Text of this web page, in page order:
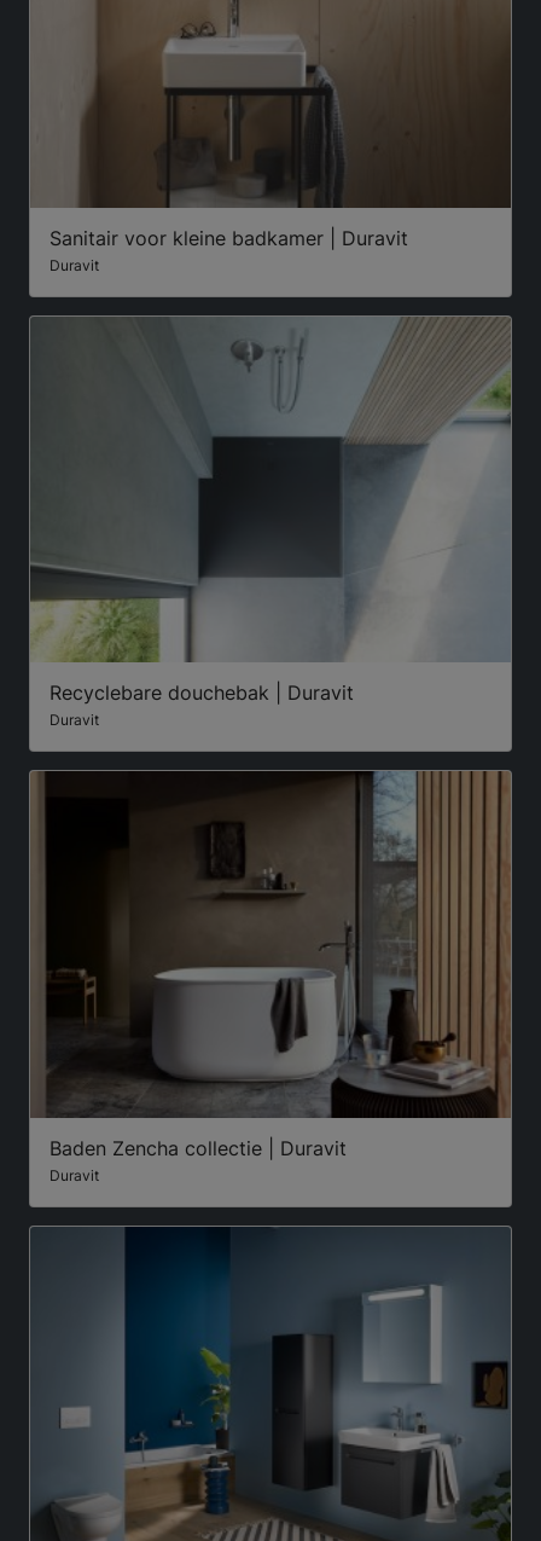
Sanitair voor kleine badkamer | Duravit
Duravit
Recyclebare douchebak | Duravit
Duravit
Baden Zencha collectie | Duravit
Duravit